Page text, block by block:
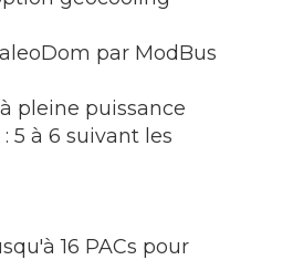
par ModBus
à pleine puissance
5 à 6 suivant les
16 PACs pour